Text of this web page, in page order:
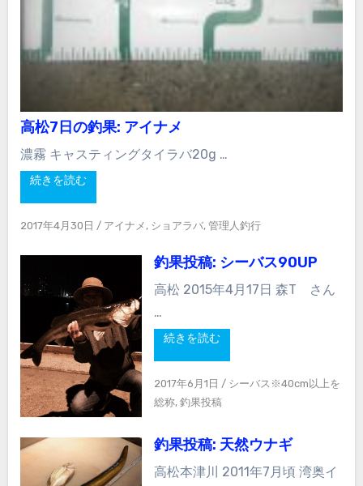
高松7日の釣果: アイナメ
濃霧 キャスティングタイラバ20g …
続きを読む
2017年4月30日 / アイナメ , ショアラバ, 管理人釣行
釣果投稿: シーバス90UP
高松 2015年4月17日 森T さん
…
続きを読む
2017年6月1日 / シーバス※40cm以上を
総称, 釣果投稿
釣果投稿: 天然ウナギ
高松本津川 2011年7月頃 湾奥イ